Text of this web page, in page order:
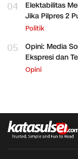
04
Elektabilitas
Jika Pilpres 2
Politik
05
Opini: Media
Ekspresi dan
Opini